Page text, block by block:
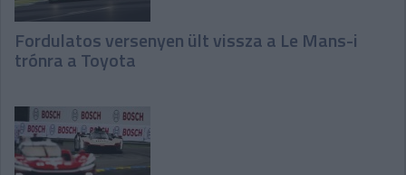
Fordulatos versenyen ült vissza a Le Mans-i
trónra a Toyota